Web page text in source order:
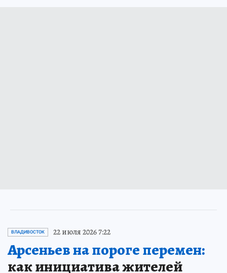
ВЛАДИВОСТОК 22 июля 2026 7:22
Арсеньев на пороге перемен:
как инициатива жителей